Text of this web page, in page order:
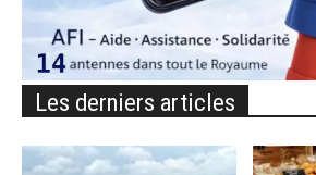
Les derniers articles